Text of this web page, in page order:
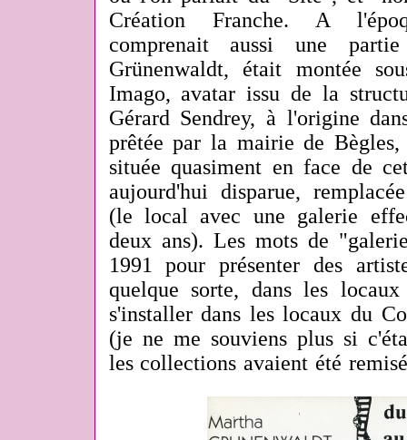
Création Franche. A
comprenait aussi une
Grünenwaldt, était montée
Imago, avatar issu de la
Gérard Sendrey, à l'origine
prêtée par la mairie de
située quasiment en face de
aujourd'hui disparue,
(le local avec une galerie
deux ans). Les mots de
1991 pour présenter des
quelque sorte, dans les
s'installer dans les locaux du
(je ne me souviens plus si
les collections avaient été